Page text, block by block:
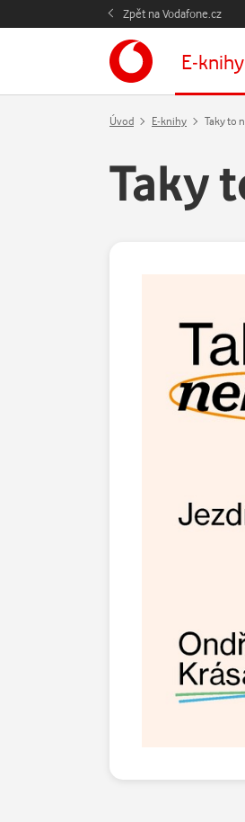
Zpět na Vodafone.cz
E-knihy
Úvod E-knihy Taky to
Taky